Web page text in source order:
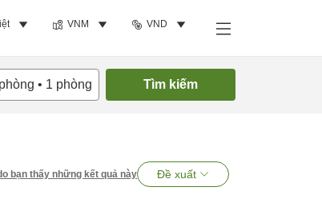
VNM VND
• 1 phòng Tìm kiếm
bạn thấy những kết quả này Đề xuất